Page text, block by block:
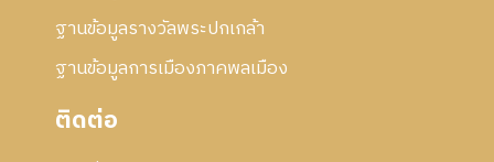
ฐานข้อมูลรางวัลพระปกเกล้า
ฐานข้อมูลการเมืองภาคพลเมือง
ติดต่อ